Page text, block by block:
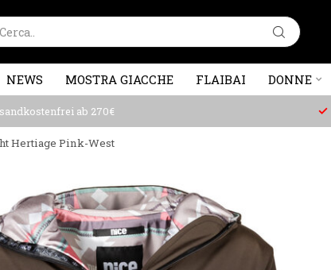
NEWS MOSTRA GIACCHE FLAIBAI DONNE
ab 270€
Hertiage Pink-West